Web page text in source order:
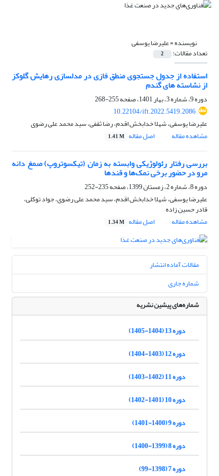
نویسنده =علیرضا یوسفی
تعداد مقالات: 2
استفاده از جدول جستجوی منطق فازی در مدلسازی رهایش گلوکز
از نشاسته های گندم
دوره 9، شماره 3، بهار 1401، صفحه
255-268
10.22104/ift.2022.5419.2086
علیرضا یوسفی، شهلا خدابخش اقدم، رضا ثقفی، سید محمد علی رضوی
مشاهده مقاله
اصل مقاله 1.41 M
بررسی رفتار رئولوژیکی وابسته به زمان (تیکسوتروپ) صمغ دانه
مرو در حضور برخی نمک‌ها و قندها
دوره 8، شماره 2، زمستان 1399، صفحه
235-252
علیرضا یوسفی، شهلا خدابخش اقدم، سید محمد علی رضوی، جواد توکلی،
قادر حسین زاده
مشاهده مقاله
اصل مقاله 1.34 M
مقالات آماده انتشار
شماره جاری
شماره‌های پیشین نشریه
دوره 13 (1404-1405)
دوره 12 (1403-1404)
دوره 11 (1402-1403)
دوره 10 (1401-1402)
دوره 9 (1400-1401)
دوره 8 (1399-1400)
دوره 7 (1398-99)